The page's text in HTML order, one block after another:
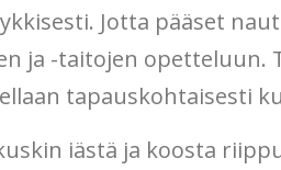
Jotta pääset
ja -taitojen opetteluun.
tapauskohtaisesti
iästä ja koosta